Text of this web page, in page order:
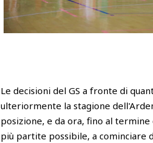
Le decisioni del GS a fronte di
ulteriormente la stagione
posizione, e da ora, fino al
più partite possibile, a cominciare